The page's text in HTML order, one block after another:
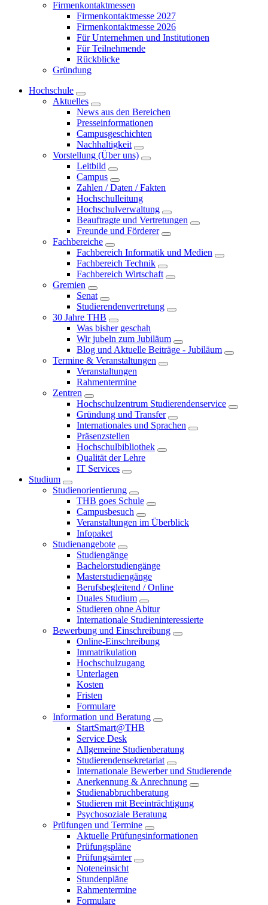
Firmenkontaktmessen
Firmenkontaktmesse 2027
Firmenkontaktmesse 2026
Für Unternehmen und Institutionen
Für Teilnehmende
Rückblicke
Gründung
Hochschule
Aktuelles
News aus den Bereichen
Presseinformationen
Campusgeschichten
Nachhaltigkeit
Vorstellung (Über uns)
Leitbild
Campus
Zahlen / Daten / Fakten
Hochschulleitung
Hochschulverwaltung
Beauftragte und Vertretungen
Freunde und Förderer
Fachbereiche
Fachbereich Informatik und Medien
Fachbereich Technik
Fachbereich Wirtschaft
Gremien
Senat
Studierendenvertretung
30 Jahre THB
Was bisher geschah
Wir jubeln zum Jubiläum
Blog und Aktuelle Beiträge - Jubiläum
Termine & Veranstaltungen
Veranstaltungen
Rahmentermine
Zentren
Hochschulzentrum Studierendenservice
Gründung und Transfer
Internationales und Sprachen
Präsenzstellen
Hochschulbibliothek
Qualität der Lehre
IT Services
Studium
Studienorientierung
THB goes Schule
Campusbesuch
Veranstaltungen im Überblick
Infopaket
Studienangebote
Studiengänge
Bachelorstudiengänge
Masterstudiengänge
Berufsbegleitend / Online
Duales Studium
Studieren ohne Abitur
Internationale Studieninteressierte
Bewerbung und Einschreibung
Online-Einschreibung
Immatrikulation
Hochschulzugang
Unterlagen
Kosten
Fristen
Formulare
Information und Beratung
StartSmart@THB
Service Desk
Allgemeine Studienberatung
Studierendensekretariat
Internationale Bewerber und Studierende
Anerkennung & Anrechnung
Studienabbruchberatung
Studieren mit Beeinträchtigung
Psychosoziale Beratung
Prüfungen und Termine
Aktuelle Prüfungsinformationen
Prüfungspläne
Prüfungsämter
Noteneinsicht
Stundenpläne
Rahmentermine
Formulare